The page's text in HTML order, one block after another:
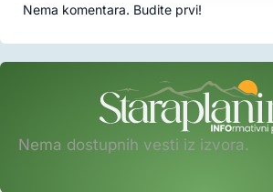
Nema komentara. Budite prvi!
Nema dostupnih vesti iz izvora.